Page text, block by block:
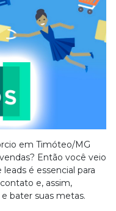
em Timóteo/MG
Então você veio
é essencial para
e, assim,
bater suas metas.